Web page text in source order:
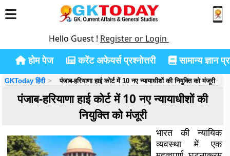
Hello Guest ! Register or Login
होम पेज करेंट अफेयर्स प्रश्नोत्तरी सामान्य ज्ञान
GKToday हिंदी पंजाब-हरियाणा हाई कोर्ट में 10 नए न्यायाधीशों की नियुक्ति को मंजूरी
पंजाब-हरियाणा हाई कोर्ट में 10 नए न्यायाधीशों की
नियुक्ति को मंजूरी
भारत की न्यायिक
व्यवस्था में एक